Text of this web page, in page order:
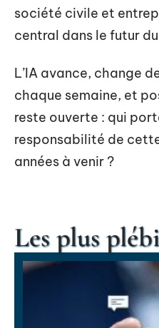
société civile et
central dans le futur
L’IA avance, change
chaque semaine, et
reste ouverte : qui
responsabilité de
années à venir ?
Les plus